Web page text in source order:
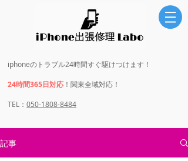
iphoneのトラブル24時間すぐ駆けつけます！
24時間365日対応 ！関東全域対応！
​​TEL： 050-1808-8484
記事